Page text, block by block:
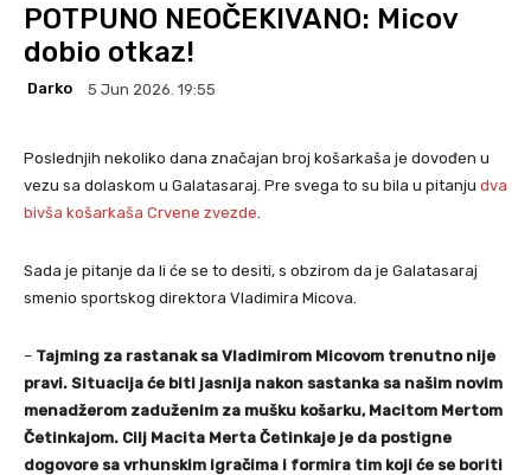
POTPUNO NEOČEKIVANO: Micov
dobio otkaz!
Darko 5 Jun 2026. 19:55
Poslednjih nekoliko dana značajan broj košarkaša je dovođen u
vezu sa dolaskom u Galatasaraj. Pre svega to su bila u pitanju dva
bivša košarkaša Crvene zvezde
Sada je pitanje da li će se to desiti, s obzirom da je Galatasaraj
smenio sportskog direktora Vladimira Micova.
– Tajming za rastanak sa Vladimirom Micovom trenutno nije
pravi. Situacija će biti jasnija nakon sastanka sa našim novim
menadžerom zaduženim za mušku košarku, Macitom Mertom
Četinkajom. Cilj Macita Merta Četinkaje je da postigne
dogovore sa vrhunskim igračima i formira tim koji će se boriti